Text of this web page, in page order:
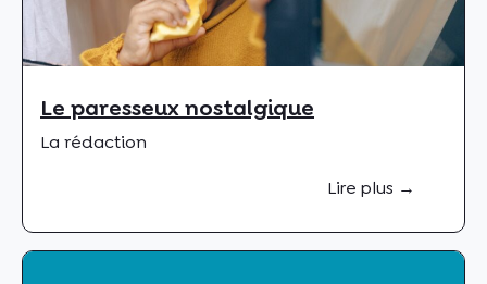
Le paresseux nostalgique
La rédaction
Lire plus →